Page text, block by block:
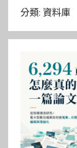
分類: 資料庫